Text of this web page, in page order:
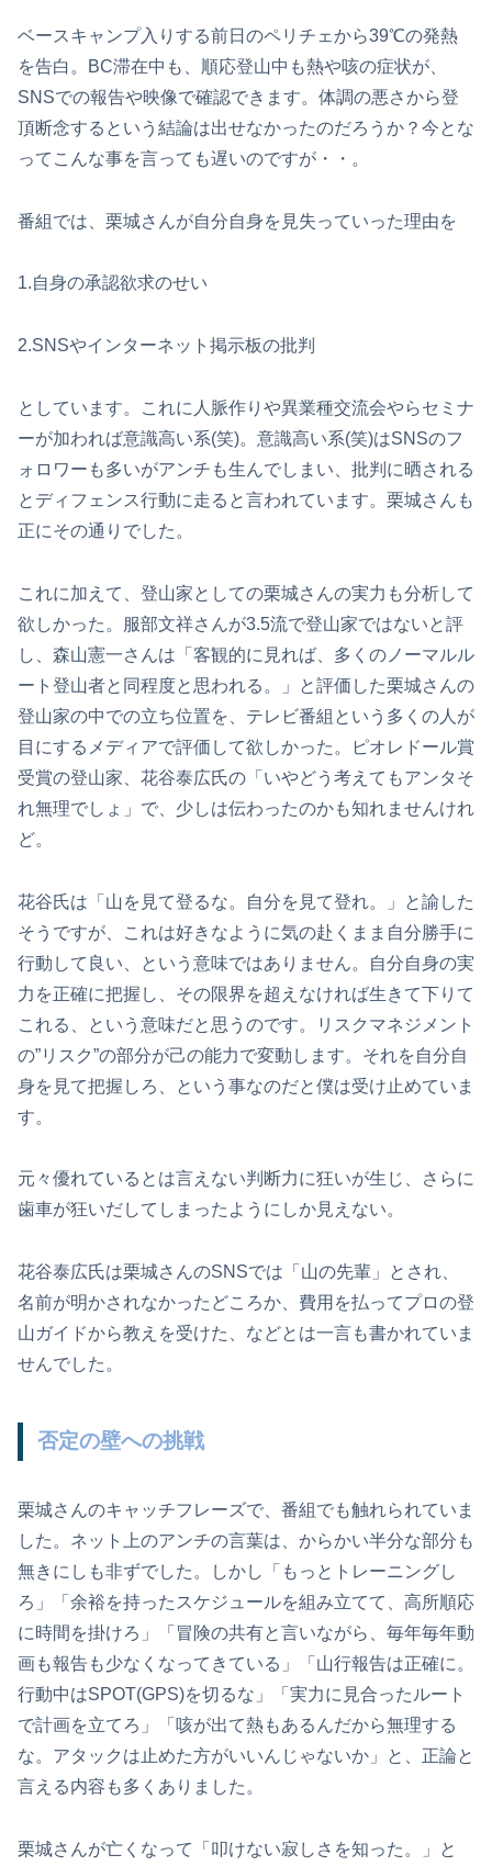
ベースキャンプ入りする前日のペリチェから39℃の発熱
を告白。BC滞在中も、順応登山中も熱や咳の症状が、
SNSでの報告や映像で確認できます。体調の悪さから登
頂断念するという結論は出せなかったのだろうか？今とな
ってこんな事を言っても遅いのですが・・。
番組では、栗城さんが自分自身を見失っていった理由を
1.自身の承認欲求のせい
2.SNSやインターネット掲示板の批判
としています。これに人脈作りや異業種交流会やらセミナ
ーが加われば意識高い系(笑)。意識高い系(笑)はSNSのフ
ォロワーも多いがアンチも生んでしまい、批判に晒される
とディフェンス行動に走ると言われています。栗城さんも
正にその通りでした。
これに加えて、登山家としての栗城さんの実力も分析して
欲しかった。服部文祥さんが3.5流で登山家ではないと評
し、森山憲一さんは「客観的に見れば、多くのノーマルル
ート登山者と同程度と思われる。」と評価した栗城さんの
登山家の中での立ち位置を、テレビ番組という多くの人が
目にするメディアで評価して欲しかった。ピオレドール賞
受賞の登山家、花谷泰広氏の「いやどう考えてもアンタそ
れ無理でしょ」で、少しは伝わったのかも知れませんけれ
ど。
花谷氏は「山を見て登るな。自分を見て登れ。」と諭した
そうですが、これは好きなように気の赴くまま自分勝手に
行動して良い、という意味ではありません。自分自身の実
力を正確に把握し、その限界を超えなければ生きて下りて
これる、という意味だと思うのです。リスクマネジメント
の”リスク”の部分が己の能力で変動します。それを自分自
身を見て把握しろ、という事なのだと僕は受け止めていま
す。
元々優れているとは言えない判断力に狂いが生じ、さらに
歯車が狂いだしてしまったようにしか見えない。
花谷泰広氏は栗城さんのSNSでは「山の先輩」とされ、
名前が明かされなかったどころか、費用を払ってプロの登
山ガイドから教えを受けた、などとは一言も書かれていま
せんでした。
否定の壁への挑戦
栗城さんのキャッチフレーズで、番組でも触れられていま
した。ネット上のアンチの言葉は、からかい半分な部分も
無きにしも非ずでした。しかし「もっとトレーニングし
ろ」「余裕を持ったスケジュールを組み立てて、高所順応
に時間を掛けろ」「冒険の共有と言いながら、毎年毎年動
画も報告も少なくなってきている」「山行報告は正確に。
行動中はSPOT(GPS)を切るな」「実力に見合ったルート
で計画を立てろ」「咳が出て熱もあるんだから無理する
な。アタックは止めた方がいいんじゃないか」と、正論と
言える内容も多くありました。
栗城さんが亡くなって「叩けない寂しさを知った。」と